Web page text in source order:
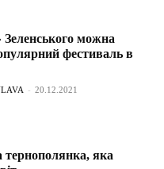
Зеленського можна
фестиваль в
- 20.12.2021
тернополянка, яка